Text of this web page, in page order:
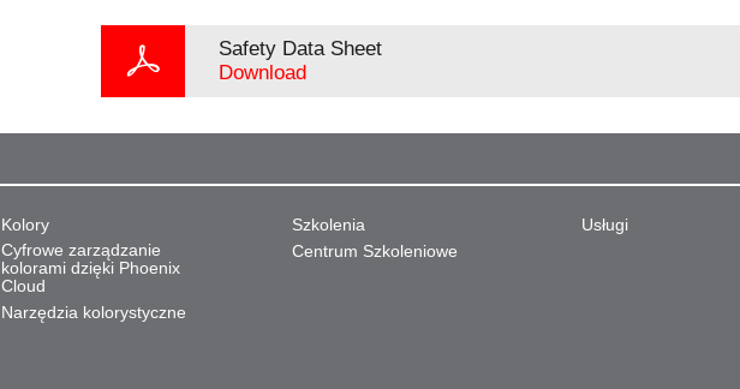
Safety Data Sheet
Download
Kolory
Cyfrowe zarządzanie
kolorami dzięki Phoenix
Cloud
Narzędzia kolorystyczne
Szkolenia
Centrum Szkoleniowe
Usługi